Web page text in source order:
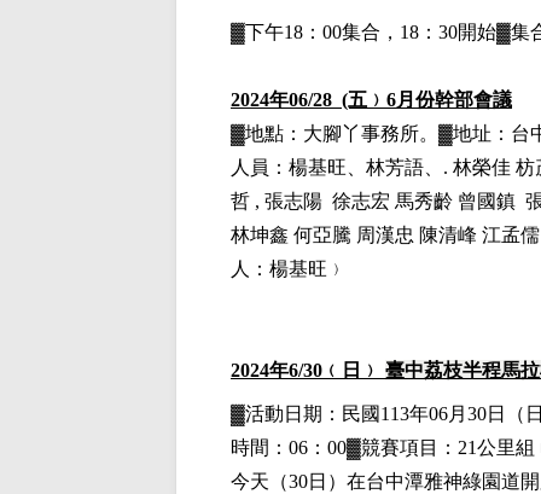
▓下午18：00集合，18：30開始▓
2024年06/28 (五﹚6月份幹部會議
▓地點：大腳丫事務所。▓地址：台
人員：楊基旺、林芳語、. 林榮佳
哲 , 張志陽 徐志宏 馬秀齡 曾國鎮
林坤鑫 何亞騰 周漢忠 陳清峰 江孟儒
人：楊基旺﹚
2024年6/30 ﹙日﹚ 臺中荔枝半程馬
▓活動日期： 民國113年06月30日
（
時間：06：00▓競賽項目：21公里組
今天（30日）在台中潭雅神綠園道